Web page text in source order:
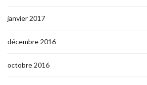
janvier 2017
décembre 2016
octobre 2016